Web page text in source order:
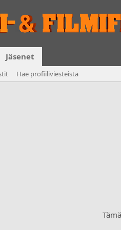
Jäsenet
Hae profiiliviesteistä